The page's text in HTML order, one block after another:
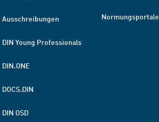
Ausschreibungen
DIN Young Professionals
DIN.ONE
DOCS.DIN
DIN OSD
Normungsportale